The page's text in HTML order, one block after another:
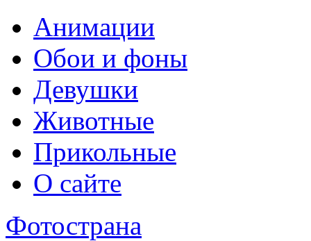
Анимации
Обои и фоны
Девушки
Животные
Прикольные
О сайте
Фотострана